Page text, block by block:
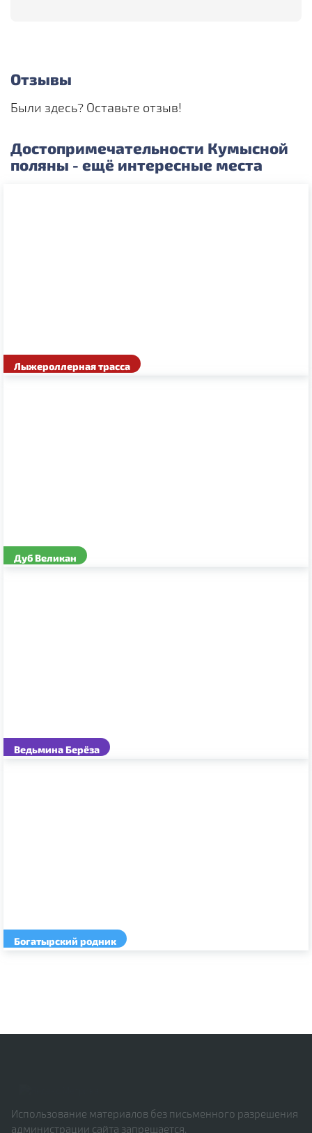
Отзывы
Были здесь? Оставьте отзыв!
Достопримечательности Кумысной
поляны - ещё интересные места
Лыжероллерная трасса
Дуб Великан
Ведьмина Берёза
Богатырский родник
Использование материалов без письменного разрешения
администрации сайта запрещается.